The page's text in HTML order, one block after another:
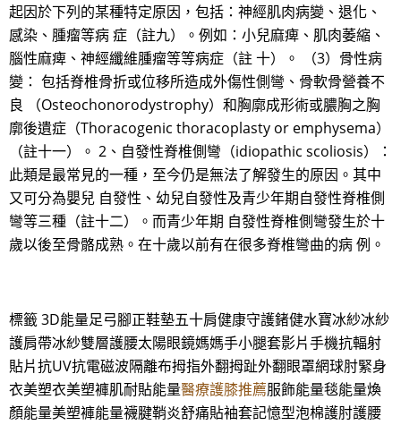
起因於下列的某種特定原因，包括：神經肌肉病變、退化、
感染、腫瘤等病 症（註九）。例如：小兒麻痺、肌肉萎縮、
腦性麻痺、神經纖維腫瘤等等病症（註 十）。 （3）骨性病
變： 包括脊椎骨折或位移所造成外傷性側彎、骨軟骨營養不
良 （Osteochonorodystrophy）和胸廓成形術或膿胸之胸
廓後遺症（Thoracogenic thoracoplasty or emphysema）
（註十一）。 2、自發性脊椎側彎（idiopathic scoliosis）：
此類是最常見的一種，至今仍是無法了解發生的原因。其中
又可分為嬰兒 自發性、幼兒自發性及青少年期自發性脊椎側
彎等三種（註十二）。而青少年期 自發性脊椎側彎發生於十
歲以後至骨骼成熟。在十歲以前有在很多脊椎彎曲的病 例。
標籤 3D能量足弓腳正鞋墊五十肩健康守護鍺健水寶冰紗冰紗
護肩帶冰紗雙層護腰太陽眼鏡媽媽手小腿套影片手機抗輻射
貼片抗UV抗電磁波隔離布拇指外翻拇趾外翻眼罩網球肘緊身
衣美塑衣美塑褲肌耐貼能量醫療護膝推薦服飾能量毯能量煥
顏能量美塑褲能量襪腱鞘炎舒痛貼袖套記憶型泡棉護肘護腰